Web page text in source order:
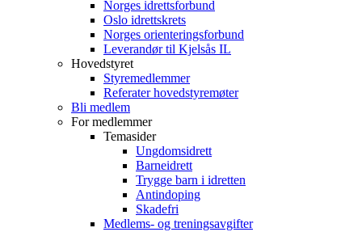
Norges idrettsforbund
Oslo idrettskrets
Norges orienteringsforbund
Leverandør til Kjelsås IL
Hovedstyret
Styremedlemmer
Referater hovedstyremøter
Bli medlem
For medlemmer
Temasider
Ungdomsidrett
Barneidrett
Trygge barn i idretten
Antindoping
Skadefri
Medlems- og treningsavgifter